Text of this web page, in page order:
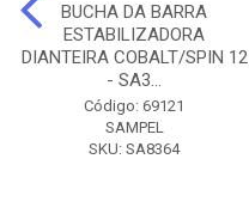
BUCHA DA BARRA
ESTABILIZADORA
DIANTEIRA COBALT/SPIN 12
- SA3...
Código: 69121
SAMPEL
SKU: SA8364